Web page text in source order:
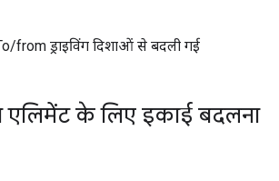
from ड्राइविंग दिशाओं से बदली गई
एलिमेंट के लिए इकाई बदलना